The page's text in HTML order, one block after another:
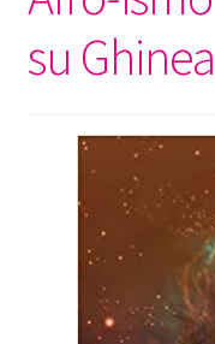
su Ghinea